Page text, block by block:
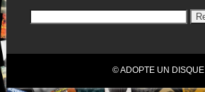
© ADOPTE UN DISQUE